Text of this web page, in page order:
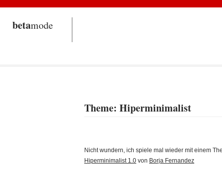
betamode
Theme: Hiperminimalist
Nicht wundern, ich spiele mal wieder mit einem
Hiperminimalist 1.0 von Borja Fernandez